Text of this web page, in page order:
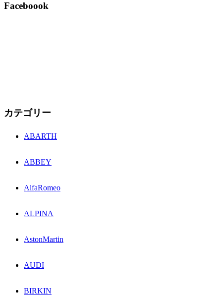
Faceboook
カテゴリー
ABARTH
ABBEY
AlfaRomeo
ALPINA
AstonMartin
AUDI
BIRKIN